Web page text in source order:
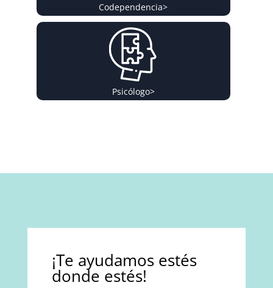
Codependencia>
Psicólogo>
¡Te ayudamos estés
donde estés!